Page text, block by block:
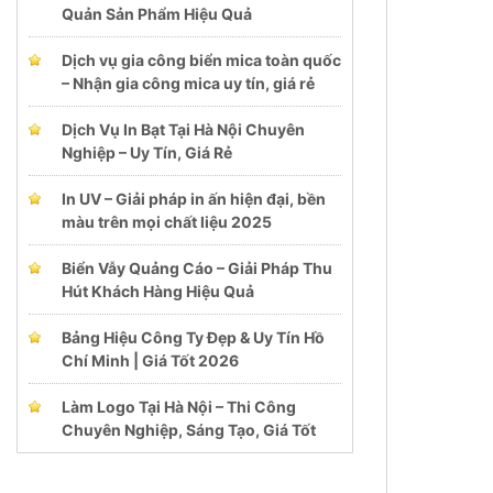
Quản Sản Phẩm Hiệu Quả
Dịch vụ gia công biển mica toàn quốc
– Nhận gia công mica uy tín, giá rẻ
Dịch Vụ In Bạt Tại Hà Nội Chuyên
Nghiệp – Uy Tín, Giá Rẻ
In UV – Giải pháp in ấn hiện đại, bền
màu trên mọi chất liệu 2025
Biển Vẫy Quảng Cáo – Giải Pháp Thu
Hút Khách Hàng Hiệu Quả
Bảng Hiệu Công Ty Đẹp & Uy Tín Hồ
Chí Minh | Giá Tốt 2026
Làm Logo Tại Hà Nội – Thi Công
Chuyên Nghiệp, Sáng Tạo, Giá Tốt